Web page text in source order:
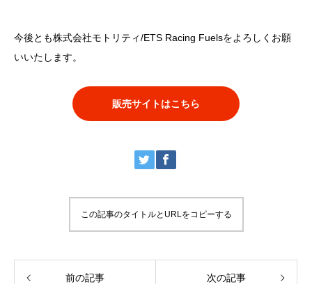
今後とも株式会社モトリティ/ETS Racing Fuelsをよろしくお願
いいたします。
販売サイトはこちら
この記事のタイトルとURLをコピーする
前の記事 次の記事